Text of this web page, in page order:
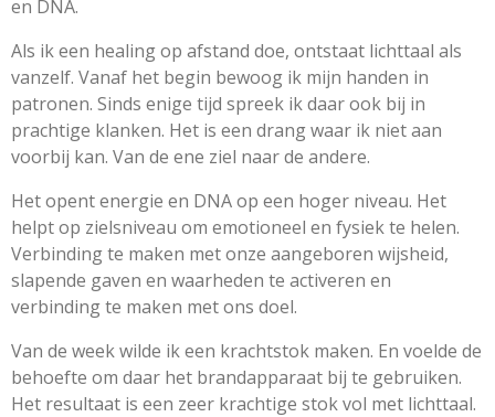
en DNA.
Als ik een healing op afstand doe, ontstaat lichttaal als
vanzelf. Vanaf het begin bewoog ik mijn handen in
patronen. Sinds enige tijd spreek ik daar ook bij in
prachtige klanken. Het is een drang waar ik niet aan
voorbij kan. Van de ene ziel naar de andere.
Het opent energie en DNA op een hoger niveau. Het
helpt op zielsniveau om emotioneel en fysiek te helen.
Verbinding te maken met onze aangeboren wijsheid,
slapende gaven en waarheden te activeren en
verbinding te maken met ons doel.
Van de week wilde ik een krachtstok maken. En voelde de
behoefte om daar het brandapparaat bij te gebruiken.
Het resultaat is een zeer krachtige stok vol met lichttaal.